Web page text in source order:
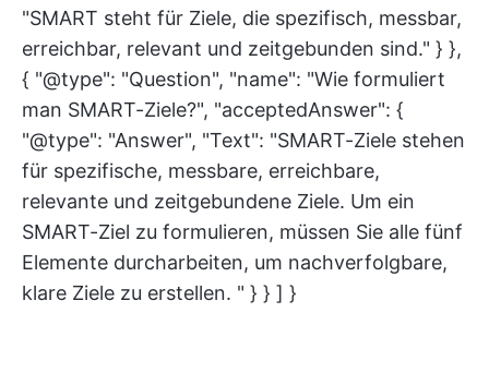
"SMART steht für Ziele, die spezifisch, messbar,
erreichbar, relevant und zeitgebunden sind." } },
{ "@type": "Question", "name": "Wie formuliert
man SMART-Ziele?", "acceptedAnswer": {
"@type": "Answer", "Text": "SMART-Ziele stehen
für spezifische, messbare, erreichbare,
relevante und zeitgebundene Ziele. Um ein
SMART-Ziel zu formulieren, müssen Sie alle fünf
Elemente durcharbeiten, um nachverfolgbare,
klare Ziele zu erstellen. " } } ] }